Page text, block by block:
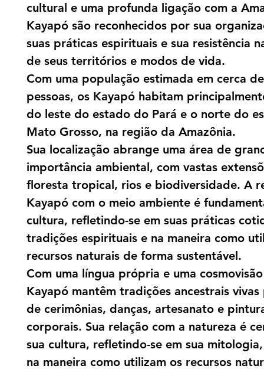
cultural e uma profunda ligação com a
Kayapó são reconhecidos por sua
suas práticas espirituais e sua resistência
de seus territórios e modos de vida.
Com uma população estimada em cerca
pessoas, os Kayapó habitam
do leste do estado do Pará e o norte do
Mato Grosso, na região da Amazônia.
Sua localização abrange uma área de
importância ambiental, com vastas
floresta tropical, rios e biodiversidade. A
Kayapó com o meio ambiente é
cultura, refletindo-se em suas práticas
tradições espirituais e na maneira como
recursos naturais de forma sustentável.
Com uma língua própria e uma
Kayapó mantêm tradições ancestrais
de cerimônias, danças, artesanato e
corporais. Sua relação com a natureza é
sua cultura, refletindo-se em sua
na maneira como utilizam os recursos